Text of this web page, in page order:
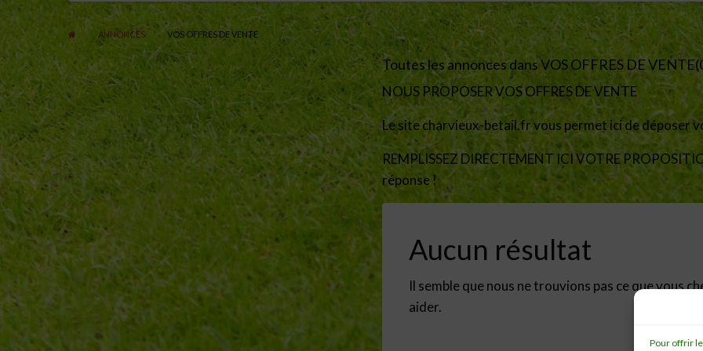
Pour offrir
ANNONCES VOS OFFRES DE VENTE
Toutes les annonces dans VOS OFFRES DE
NOUS PROPOSER VOS OFFRES DE VENTE
Le site charvieux-betail.fr vous permet ici de déposer
REMPLISSEZ DIRECTEMENT ICI VOTRE
réponse !
Aucun résultat
Il semble que nous ne trouvions pas ce que vous
aider.